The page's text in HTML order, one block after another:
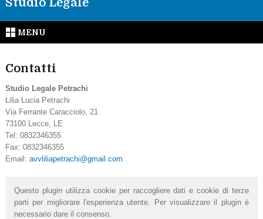
MENU
Contatti
Studio Legale Petrachi
Lilia Lucia Petrachi
Via Ferrante Caracciolo, 21
73100
Lecce,
LE
Tel: 0832346355
Fax: 0832346355
Email: avvliliapetrachi@gmail.com
Questo plugin utilizza cookie per raccogliere dati e cookie di terze
parti per migliorare l'esperienza utente. Per visualizzare il plugin è
necessario dare il consenso.